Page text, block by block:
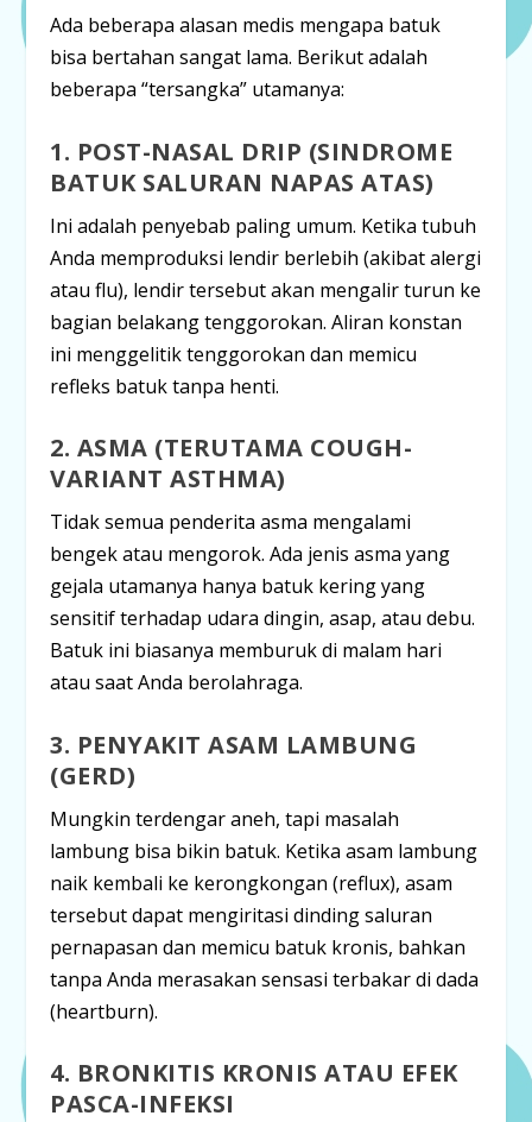
Ada beberapa alasan medis mengapa batuk
bisa bertahan sangat lama. Berikut adalah
beberapa “tersangka” utamanya:
1. POST-NASAL DRIP (SINDROME
BATUK SALURAN NAPAS ATAS)
Ini adalah penyebab paling umum. Ketika tubuh
Anda memproduksi lendir berlebih (akibat alergi
atau flu), lendir tersebut akan mengalir turun ke
bagian belakang tenggorokan. Aliran konstan
ini menggelitik tenggorokan dan memicu
refleks batuk tanpa henti.
2. ASMA (TERUTAMA COUGH-
VARIANT ASTHMA)
Tidak semua penderita asma mengalami
bengek atau mengorok. Ada jenis asma yang
gejala utamanya hanya batuk kering yang
sensitif terhadap udara dingin, asap, atau debu.
Batuk ini biasanya memburuk di malam hari
atau saat Anda berolahraga.
3. PENYAKIT ASAM LAMBUNG
(GERD)
Mungkin terdengar aneh, tapi masalah
lambung bisa bikin batuk. Ketika asam lambung
naik kembali ke kerongkongan (reflux), asam
tersebut dapat mengiritasi dinding saluran
pernapasan dan memicu batuk kronis, bahkan
tanpa Anda merasakan sensasi terbakar di dada
(heartburn).
4. BRONKITIS KRONIS ATAU EFEK
PASCA-INFEKSI